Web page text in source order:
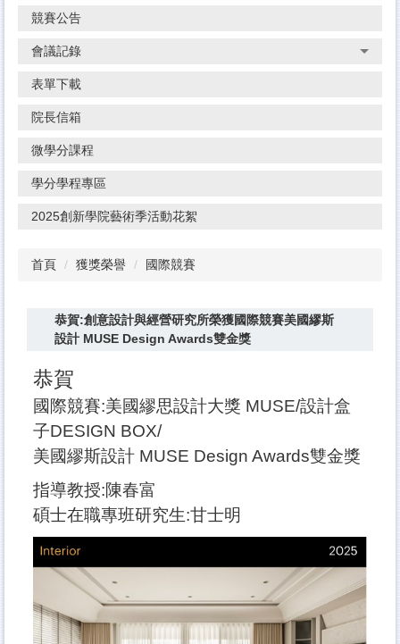
競賽公告
會議記錄
表單下載
院長信箱
微學分課程
學分學程專區
2025創新學院藝術季活動花絮
首頁 獲獎榮譽 國際競賽
恭賀:創意設計與經營研究所榮獲國際競賽美國繆斯
設計 MUSE Design Awards雙金獎
恭賀
國際競賽:美國繆思設計大獎 MUSE/設計盒
子DESIGN BOX/
美國繆斯設計 MUSE Design Awards雙金獎
指導教授:陳春富
碩士在職專班研究生:甘士明